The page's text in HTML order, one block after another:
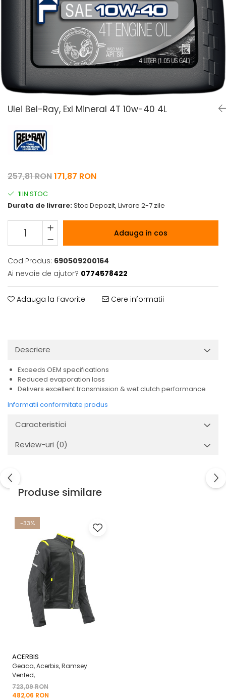
Pelerine de ploaie
Protectii
Rucsac/Borseta
Tricou / Geci / Termic
Roti/Accesorii
Ambreiaj
Cabluri si Conducte
Uleiuri si Lubrifianti
Filtre
Transmisie
Tuning
Ulei Bel-Ray, Exl Mineral 4T 10w-40 4L
257,81 RON171,87 RON
1IN STOC
Durata de livrare:Stoc Depozit, Livrare 2-7 zile
Adauga in cos
Cod Produs: 690509200164
Ai nevoie de ajutor? 0774578422
Adauga la Favorite Cere informatii
Descriere
Exceeds OEM specifications
Reduced evaporation loss
Delivers excellent transmission & wet clutch performance
Informatii conformitate produs
Caracteristici
Review-uri (0)
Produse similare
-33%
ACERBIS
Geaca, Acerbis, Ramsey
Vented,
723,09 RON
482,06 RON